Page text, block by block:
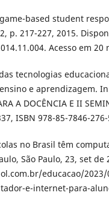
based student
p. 217-227, 2015.
Acesso em 20
das tecnologias
e aprendizagem.
A DOCÊNCIA E II
ISBN 978-85-7846-
no Brasil têm
São Paulo, 23, set de
educacao/2023/
e-internet-para-